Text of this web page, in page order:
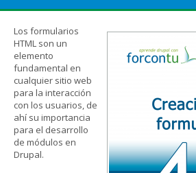
Los formularios
HTML son un
elemento
fundamental en
cualquier sitio web
para la interacción
con los usuarios, de
ahí su importancia
para el desarrollo
de módulos en
Drupal.